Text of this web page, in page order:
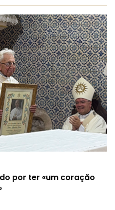
por ter «um coração